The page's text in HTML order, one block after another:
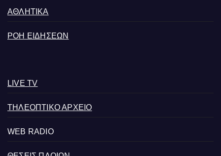
ΑΘΛΗΤΙΚΑ
ΡΟΗ ΕΙΔΗΣΕΩΝ
LIVE TV
ΤΗΛΕΟΠΤΙΚΟ ΑΡΧΕΙΟ
WEB RADIO